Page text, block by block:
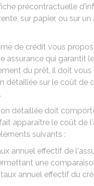
précontractuelle
sur papier, ou sur
de crédit vous
assurance qui garantit le
du prêt, il doit vous
détaillée sur le coût de
détaillée doit
apparaître le coût de
suivants :
annuel effectif de
une
annuel effectif du